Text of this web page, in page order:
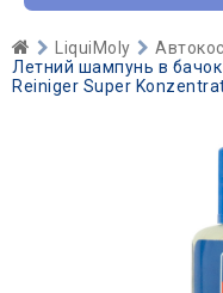
LiquiMoly
Летний шампунь в
Reiniger Super